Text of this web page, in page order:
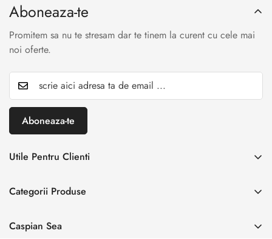
Aboneaza-te
Promitem sa nu te stresam dar te tinem la curent cu cele mai
noi oferte.
Aboneaza-te
Utile Pentru Clienti
Creaza cont
Autentificare cont
Categorii Produse
Incaltaminte Dama
Caspian Sea